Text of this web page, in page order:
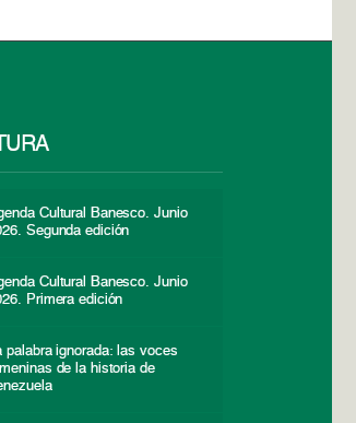
Cultural Banesco. Junio
Segunda edición
Cultural Banesco. Junio
Primera edición
palabra ignorada: las voces
de la historia de